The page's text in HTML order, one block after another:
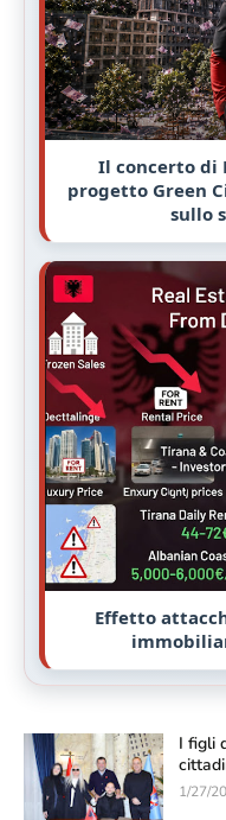
Il concerto di
progetto Green
sullo
Effetto
I figli
1/27/